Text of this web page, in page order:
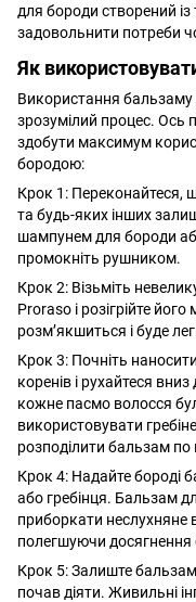
для бороди створений
задовольнити потреби
Як
Використання бальзаму
зрозумілий процес. Ось
здобути максимум
бородою:
Крок 1: Переконайтеся,
та будь-яких інших
шампунем для бороди
промокніть рушником.
Крок 2: Візьміть
Proraso і розігрійте
розм’якшиться і буде
Крок 3: Почніть
коренів і рухайтеся
кожне пасмо волосся
використовувати
розподілити бальзам по
Крок 4: Надайте бороді
або гребінця. Бальзам
приборкати неслухняне
полегшуючи
Крок 5: Залиште бальзам
почав діяти. Живильні